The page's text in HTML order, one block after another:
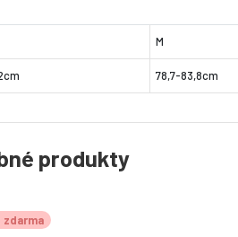
M
78,7-83,8cm
produkty
zdarma